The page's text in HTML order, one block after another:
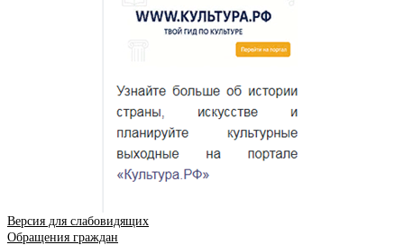
Версия для слабовидящих
Обращения граждан